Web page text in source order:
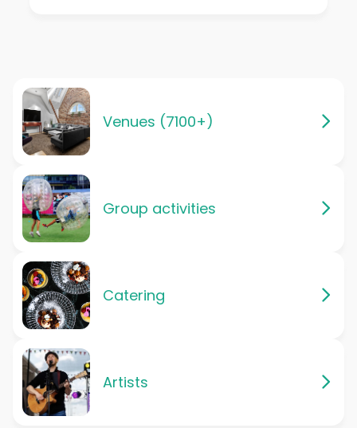
Venues (7100+)
Group activities
Catering
Artists